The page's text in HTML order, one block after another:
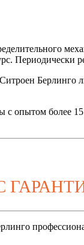
Периодически
опытом более